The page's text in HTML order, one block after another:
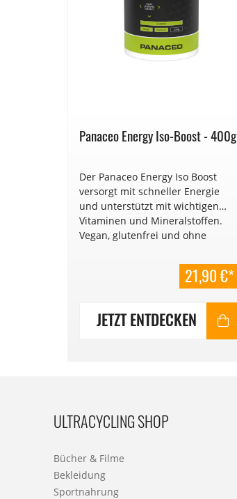
Panaceo Energy Iso-Boost - 400g
Der Panaceo Energy Iso Boost
versorgt mit schneller Energie
und unterstützt mit wichtigen
Vitaminen und Mineralstoffen.
Vegan, glutenfrei und ohne
Mindesthaltbarkeitsdatum: 2028
21,90 €*
JETZT ENTDECKEN
ULTRACYCLING SHOP
Bücher & Filme
Bekleidung
Sportnahrung